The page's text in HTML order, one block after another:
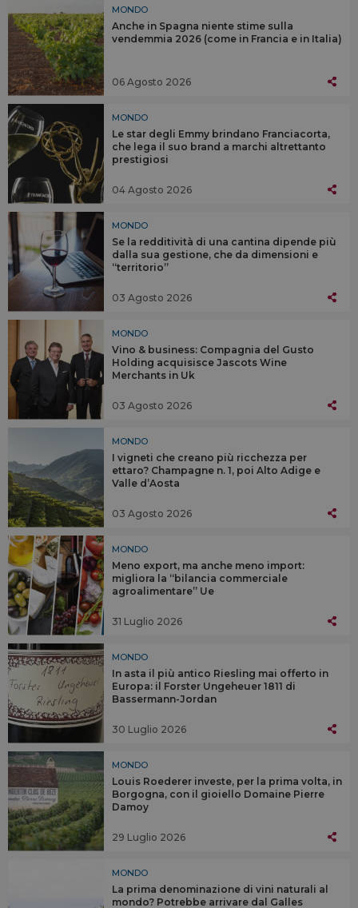
MONDO
Anche in Spagna niente stime sulla
vendemmia 2026 (come in Francia e in Italia)
06 Agosto 2026
MONDO
Le star degli Emmy brindano Franciacorta,
che lega il suo brand a marchi altrettanto
prestigiosi
04 Agosto 2026
MONDO
Se la redditività di una cantina dipende più
dalla sua gestione, che da dimensioni e
“territorio”
03 Agosto 2026
MONDO
Vino & business: Compagnia del Gusto
Holding acquisisce Jascots Wine
Merchants in Uk
03 Agosto 2026
MONDO
I vigneti che creano più ricchezza per
ettaro? Champagne n. 1, poi Alto Adige e
Valle d’Aosta
03 Agosto 2026
MONDO
Meno export, ma anche meno import:
migliora la “bilancia commerciale
agroalimentare” Ue
31 Luglio 2026
MONDO
In asta il più antico Riesling mai offerto in
Europa: il Forster Ungeheuer 1811 di
Bassermann-Jordan
30 Luglio 2026
MONDO
Louis Roederer investe, per la prima volta, in
Borgogna, con il gioiello Domaine Pierre
Damoy
29 Luglio 2026
MONDO
La prima denominazione di vini naturali al
mondo? Potrebbe arrivare dal Galles